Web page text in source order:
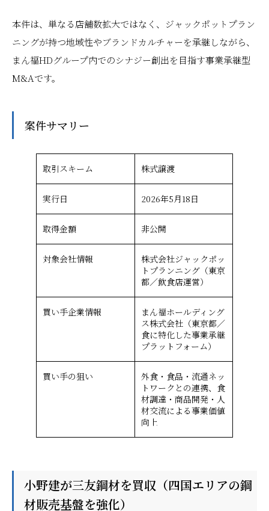
本件は、単なる店舗数拡大ではなく、ジャックポットプラン
ニングが持つ地域性やブランドカルチャーを承継しながら、
まん福HDグループ内でのシナジー創出を目指す事業承継型
M&Aです。
案件サマリー
取引スキーム 株式譲渡
実行日 2026年5月18日
取得金額 非公開
対象会社情報
株式会社ジャックポッ
トプランニング（東京
都／飲食店運営）
買い手企業情報
まん福ホールディング
ス株式会社（東京都／
食に特化した事業承継
プラットフォーム）
買い手の狙い
外食・食品・流通ネッ
トワークとの連携、食
材調達・商品開発・人
材交流による事業価値
向上
小野建が三友鋼材を買収（四国エリアの鋼
材販売基盤を強化）